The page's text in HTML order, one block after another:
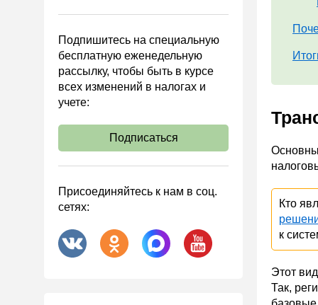
Анализ хозяйственной
Охрана труда и аттестация
Охрана труда
Налоговое планирование
Финансовый контроль
Договоры
ООО
АО
Госзакупки
Подпишитесь на специальную
бесплатную еженедельную
рассылку, чтобы быть в курсе
всех изменений в налогах и
учете:
Подписаться
Присоединяйтесь к нам в соц.
сетях:
Кто
к
Этот
Так,